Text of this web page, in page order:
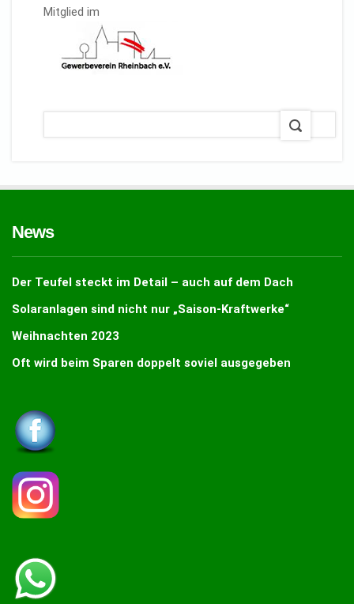
Mitglied im
News
Der Teufel steckt im Detail – auch auf dem Dach
Solaranlagen sind nicht nur „Saison-Kraftwerke“
Weihnachten 2023
Oft wird beim Sparen doppelt soviel ausgegeben